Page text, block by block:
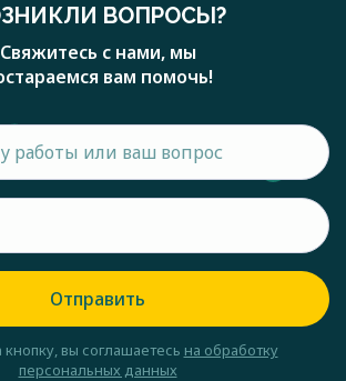
ВОПРОСЫ?
Свяжитесь с нами, мы
вам помочь!
Отправить
вы соглашаетесь на обработку
персональных данных